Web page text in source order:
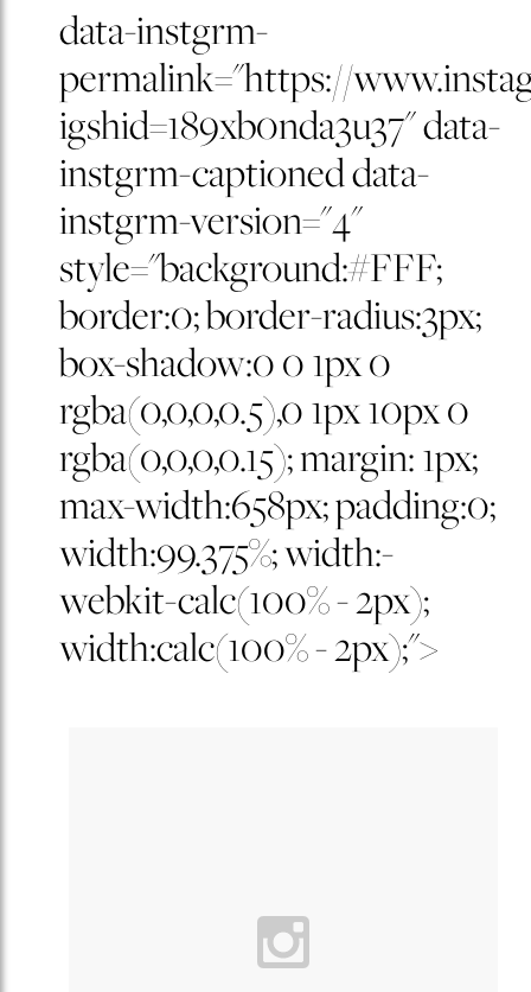
data-instgrm-
permalink="https://
igshid=189xb0nda3u37" data-
instgrm-captioned data-
instgrm-version="4"
style="background:#FFF;
border:0; border-radius:3px;
box-shadow:0 0 1px 0
rgba(0,0,0,0.5),0 1px 10px 0
rgba(0,0,0,0.15); margin: 1px;
max-width:658px; padding:0;
width:99.375%; width:-
webkit-calc(100% - 2px);
width:calc(100% - 2px);">